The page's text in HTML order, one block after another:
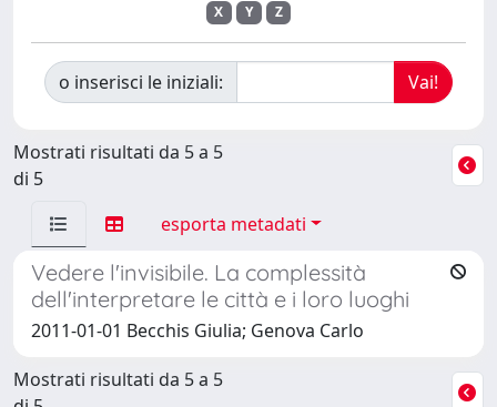
X
Y Z
o inserisci le iniziali:
Mostrati risultati da 5 a 5
di 5
esporta metadati
Vedere l'invisibile. La complessità
dell'interpretare le città e i loro luoghi
2011-01-01 Becchis Giulia; Genova Carlo
Mostrati risultati da 5 a 5